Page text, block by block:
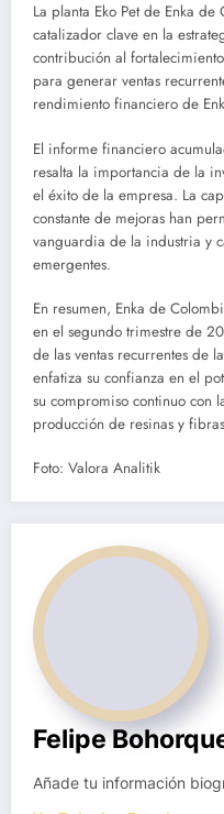
La planta Eko Pet de Enka
catalizador clave en la
contribución al
para generar ventas
rendimiento financiero de
El informe financiero
resalta la importancia de la
el éxito de la empresa. La
constante de mejoras han
vanguardia de la industria y
emergentes.
En resumen, Enka de
en el segundo trimestre de
de las ventas recurrentes de
enfatiza su confianza en el
su compromiso continuo con
producción de resinas y
Foto: Valora Analitik
Felipe
Añade tu información